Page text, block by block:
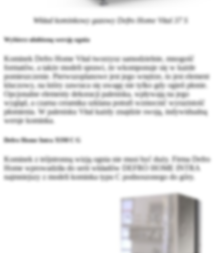
Wkład kominkowy gazowy Defro Home Vital 37 S
Wybierz ulubioną wersję ognia
Kominek Defro Home Vital tworzysz samodzielnie, mnogość
formatów, a także modeli sprawi, że wkomponuje się w każde
pomieszczenie. Pierwszoplanowe jest jego wnętrze, to jest element
kluczowy, na który zawraca się uwagę nie tylko gdy ogień płonie.
Opcjonalne elementy dekoracji paleniska, wpływają na jego
wygląd, a czarna ceramika szklana potrafi wzmocnić wyrazistość
płomienia. W palenisku Vital każdy znajdzie swoją, indywidualną
wersje kominka.
Defro Home Intra XSM C G
Kominek z trójstronną wizją ognia nie musi być duży. Firma Defro
Home wprowadziła do serii wkładów DEFRO HOME INTRA
najmniejszy z modeli kominka typu C podnoszonego do góry.